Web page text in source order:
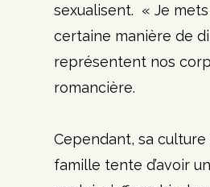
sexualisent.  « Je
certaine manière de
représentent nos
romancière.
Cependant, sa culture
famille tente d’avoir